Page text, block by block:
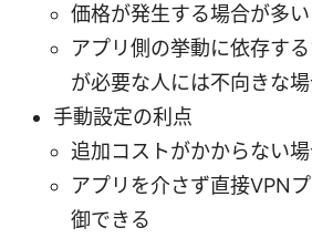
価格が発生する場合が多い
アプリ側の挙動に依存す
が必要な人には不向きな
手動設定の利点
追加コストがかからない
アプリを介さず直接VPN
御できる